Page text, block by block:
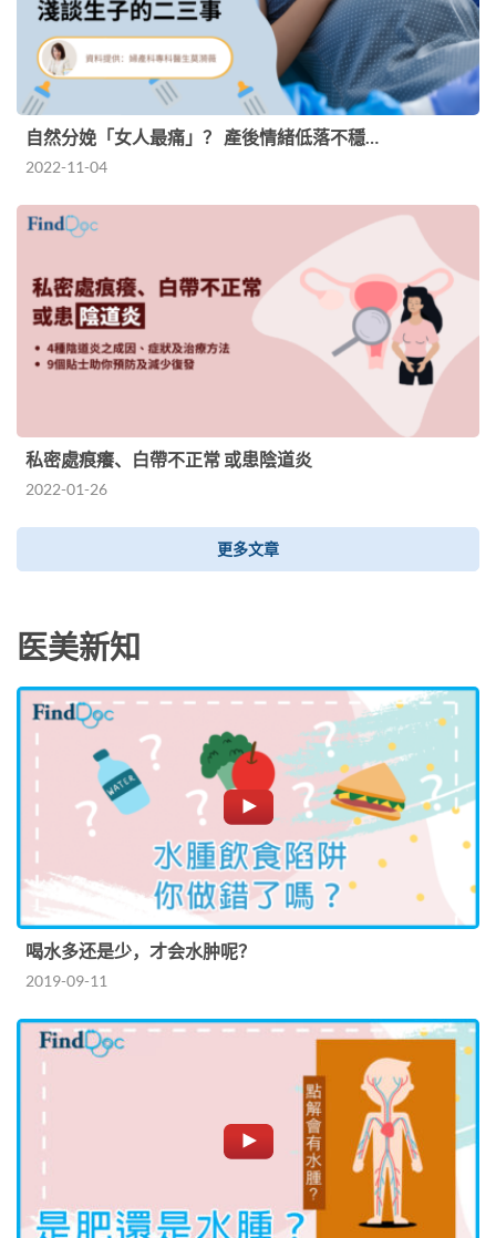
自然分娩「女人最痛」？ 產後情緒低落不穩…
2022-11-04
私密處痕癢、白帶不正常 或患陰道炎
2022-01-26
更多文章
医美新知
喝水多还是少，才会水肿呢？
2019-09-11